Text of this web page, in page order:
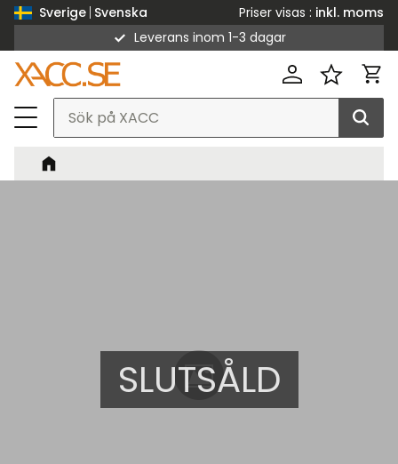
Sverige Svenska Priser visas
inkl. moms
Leverans inom 1-3 dagar
SLUTSÅLD